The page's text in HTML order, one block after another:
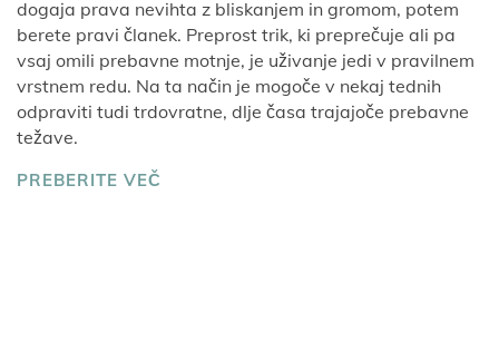
dogaja prava nevihta z bliskanjem in gromom, potem
berete pravi članek. Preprost trik, ki preprečuje ali pa
vsaj omili prebavne motnje, je uživanje jedi v pravilnem
vrstnem redu. Na ta način je mogoče v nekaj tednih
odpraviti tudi trdovratne, dlje časa trajajoče prebavne
težave.
PREBERITE VEČ